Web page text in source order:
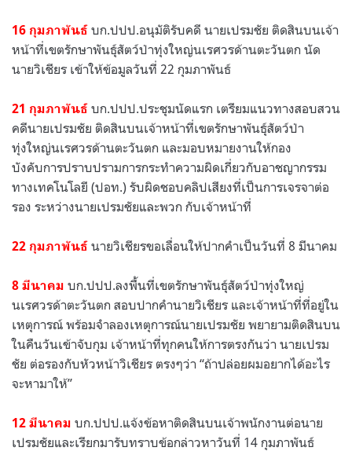
16 กุมภาพันธ์ บก.ปปป.อนุมัติรับคดี นายเปรมชัย ติดสินบนเจ้า
หน้าที่เขตรักษาพันธุ์สัตว์ป่าทุ่งใหญ่นเรศวรด้านตะวันตก นัด
นายวิเชียร เข้าให้ข้อมูลวันที่ 22 กุมภาพันธ์
21 กุมภาพันธ์ บก.ปปป.ประชุมนัดแรก เตรียมแนวทางสอบสวน
คดีนายเปรมชัย ติดสินบนเจ้าหน้าที่เขตรักษาพันธุ์สัตว์ป่า
ทุ่งใหญ่นเรศวรด้านตะวันตก และมอบหมายงานให้กอง
บังคับการปราบปรามการกระทำความผิดเกี่ยวกับอาชญากรรม
ทางเทคโนโลยี (ปอท.) รับผิดชอบคลิปเสียงที่เป็นการเจรจาต่อ
รอง ระหว่างนายเปรมชัยและพวก กับเจ้าหน้าที่
22 กุมภาพันธ์ นายวิเชียรขอเลื่อนให้ปากคำเป็นวันที่ 8 มีนาคม
8 มีนาคม บก.ปปป.ลงพื้นที่เขตรักษาพันธุ์สัตว์ป่าทุ่งใหญ่
นเรศวรด้าตะวันตก สอบปากคำนายวิเชียร และเจ้าหน้าที่ที่อยู่ใน
เหตุการณ์ พร้อมจำลองเหตุการณ์นายเปรมชัย พยายามติดสินบน
ในคืนวันเข้าจับกุม เจ้าหน้าที่ทุกคนให้การตรงกันว่า นายเปรม
ชัย ต่อรองกับหัวหน้าวิเชียร ตรงๆว่า “ถ้าปล่อยผมอยากได้อะไร
จะหามาให้”
12 มีนาคม บก.ปปป.แจ้งข้อหาติดสินบนเจ้าพนักงานต่อนาย
เปรมชัยและเรียกมารับทราบข้อกล่าวหาวันที่ 14 กุมภาพันธ์